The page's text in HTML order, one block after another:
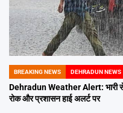
POSTED
IN
BREAKING NEWS DEHRADUN NEWS
Dehradun Weather Alert: भारी से
रोक और प्रशासन हाई अलर्ट पर